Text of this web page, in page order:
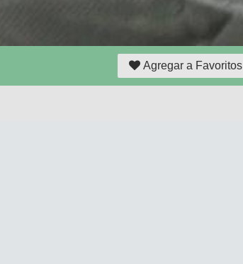
Agregar a Favoritos